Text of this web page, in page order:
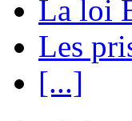
La loi
Les
[...]